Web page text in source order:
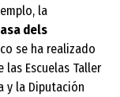
la
dels
se ha realizado
Escuelas Taller
y la Diputación